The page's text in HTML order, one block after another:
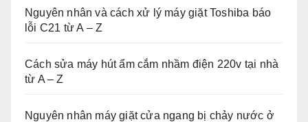
Nguyên nhân và cách xử lý máy giặt Toshiba báo
lỗi C21 từ A – Z
Cách sửa máy hút ẩm cắm nhầm điện 220v tại nhà
từ A – Z
Nguyên nhân máy giặt cửa ngang bị chảy nước ở